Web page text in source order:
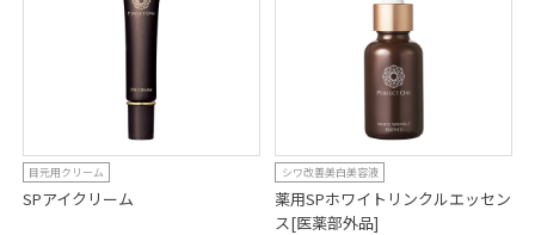
目元用クリーム
SPアイクリーム
シワ改善美白美容液
薬用SPホワイトリンクルエッセン
ス[医薬部外品]